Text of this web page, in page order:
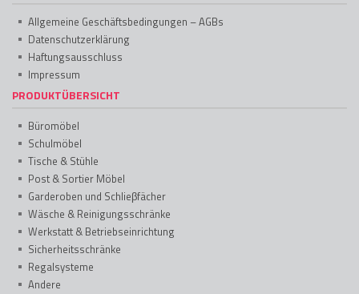
Allgemeine Geschäftsbedingungen – AGBs
Datenschutzerklärung
Haftungsausschluss
Impressum
PRODUKTÜBERSICHT
Büromöbel
Schulmöbel
Tische & Stühle
Post & Sortier Möbel
Garderoben und Schlieβfächer
Wäsche & Reinigungsschränke
Werkstatt & Betriebseinrichtung
Sicherheitsschränke
Regalsysteme
Andere